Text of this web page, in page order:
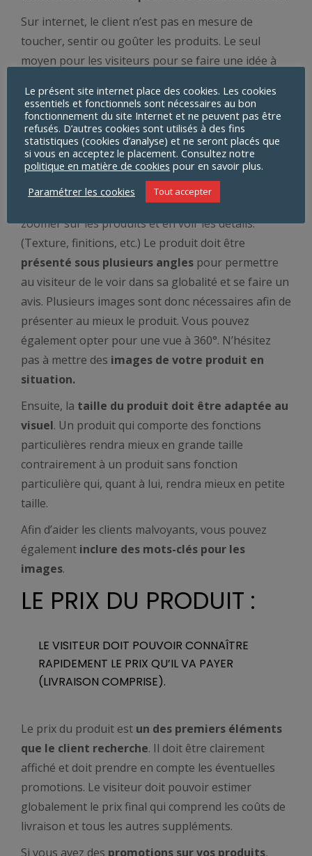
Sur internet, le client n’est pas en mesure de
toucher, sentir ou goûter les produits. Le seul
moyen pour les visiteurs pour se faire une idée à
virtuellement. Pour ce faire, il est important de
mettre à disposition du visiteurdes photos qui
représentent au mieux le produit.
Pour commencer, il est important que lesimages
soient qualitatives
car elles améliorent la
confiance de l’acheteur. Celui-ci doit être capable de
zoomer sur les produits et en voir les détails.
(Texture, finitions, etc.) Le produit doit être
présenté sous plusieurs angles pour permettre
au visiteur de le voir dans sa globalité et se faire un
avis. Plusieurs images sont donc nécessaires afin de
présenter au mieux le produit. Vous pouvez
également opter pour une vue à 360°. N’hésitez
pas à mettre des images de votre produit en
situation.
Ensuite, la taille du produit doit être adaptée au
visuel. Un produit qui comporte des fonctions
particulières rendra mieux en grande taille
contrairement à un produit sans fonction
particulière qui, quant à lui, rendra mieux en petite
taille.
Afin d’aider les clients malvoyants, vous pouvez
également inclure des mots-clés pour les
images.
LE PRIX DU PRODUIT :
LE VISITEUR DOIT POUVOIR CONNAÎTRE
RAPIDEMENT LE PRIX QU’IL VA PAYER
(LIVRAISON COMPRISE).
Le prix du produit est un des premiers éléments
que le client recherche. Il doit être clairement
affiché et doit prendre en compte les éventuelles
promotions. Le visiteur doit pouvoir estimer
globalement le prix final qui comprend les coûts de
livraison et tous les autres suppléments.
Si vous avez des promotions sur vos produits,
Le présent site internet place des cookies. Les cookies
essentiels et fonctionnels sont nécessaires au bon
fonctionnement du site Internet et ne peuvent pas être
refusés. D’autres cookies sont utilisés à des fins
statistiques (cookies d’analyse) et ne seront placés que
si vous en acceptez le placement. Consultez notre
politique en matière de cookies pour en savoir plus.
Paramétrer les cookies
Tout accepter